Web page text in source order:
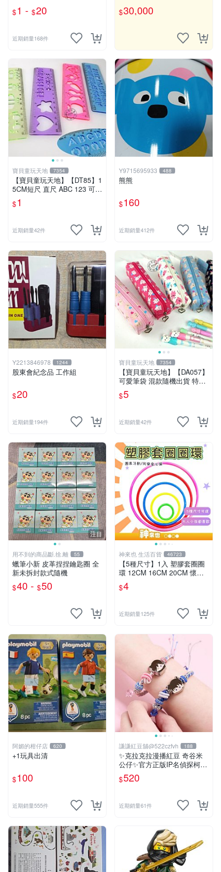
$1 - $20
近期銷量168件
ico Robin ワンピース
$30,000
寶貝童玩天地 7354
【寶貝童玩天地】【DT85】1
5CM短尺 直尺 ABC 123 可愛
花樣~1支 特價1元
$1
近期銷量42件
Y9715695933 488
熊熊
$160
近期銷量412件
Y2213846978 1244
股東會紀念品 工作組
$20
近期銷量194件
寶貝童玩天地 7354
【寶貝童玩天地】【DA057】
可愛筆袋 混款隨機出貨 特價*
LT01
$5
近期銷量42件
注目
用不到的商品斷.捨.離 55
蠟筆小新 皮革捏捏鑰匙圈 全
新未拆封款式隨機
$40 - $50
神來也 生活百貨 46723
【5種尺寸】1入 塑膠套圈圈
環 12CM 16CM 20CM 懷舊
童玩 兒童玩具 夜市套圈圈 塑
膠套環 遊戲道具 套環
$4
近期銷量125件
阿媚的柑仔店 620
+1玩具出清
$100
近期銷量555件
謙謙紅豆舖@522czfvh 188
✨克拉克拉漫播紅豆 奇谷米
公仔✨官方正版IP名偵探柯南
手繩共六款
$520
近期銷量61件